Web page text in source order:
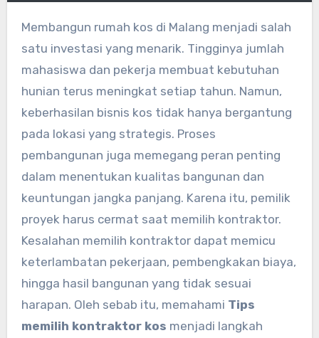
Membangun rumah kos di Malang menjadi salah
satu investasi yang menarik. Tingginya jumlah
mahasiswa dan pekerja membuat kebutuhan
hunian terus meningkat setiap tahun. Namun,
keberhasilan bisnis kos tidak hanya bergantung
pada lokasi yang strategis. Proses
pembangunan juga memegang peran penting
dalam menentukan kualitas bangunan dan
keuntungan jangka panjang. Karena itu, pemilik
proyek harus cermat saat memilih kontraktor.
Kesalahan memilih kontraktor dapat memicu
keterlambatan pekerjaan, pembengkakan biaya,
hingga hasil bangunan yang tidak sesuai
harapan. Oleh sebab itu, memahami Tips
memilih kontraktor kos menjadi langkah